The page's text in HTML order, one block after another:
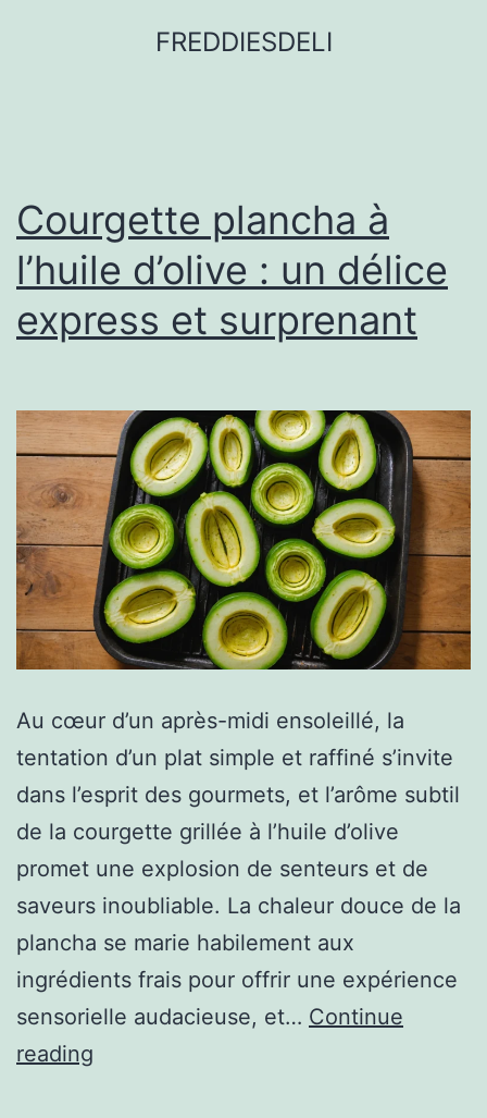
FREDDIESDELI
Courgette plancha à
l’huile d’olive : un délice
express et surprenant
Au cœur d’un après-midi ensoleillé, la
tentation d’un plat simple et raffiné s’invite
dans l’esprit des gourmets, et l’arôme subtil
de la courgette grillée à l’huile d’olive
promet une explosion de senteurs et de
saveurs inoubliable. La chaleur douce de la
plancha se marie habilement aux
ingrédients frais pour offrir une expérience
sensorielle audacieuse, et… Continue
reading